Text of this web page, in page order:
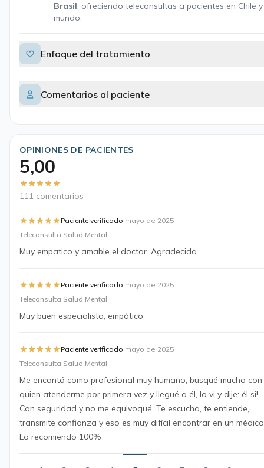
Brasil, ofreciendo teleconsultas a pacientes en Chile
mundo.
Enfoque del tratamiento
Comentarios al paciente
OPINIONES DE PACIENTES
5,00
111 comentarios
Paciente verificado·mayo de 2025
Teleconsulta Salud Mental
Muy empatico y amable el doctor. Agradecida.
Paciente verificado·mayo de 2025
Teleconsulta Salud Mental
Muy buen especialista, empático
Paciente verificado·mayo de 2025
Teleconsulta Salud Mental
Me encantó como profesional muy humano, busqué mucho con
quien atenderme por primera vez y llegué a él, lo vi y dije: él si!
Con seguridad y no me equivoqué. Te escucha, te entiende,
transmite confianza y eso es muy difícil encontrar en un
Lo recomiendo 100%